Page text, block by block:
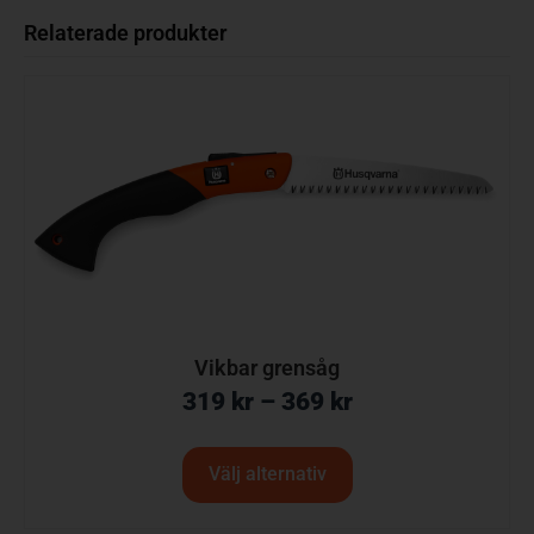
Relaterade produkter
Vikbar grensåg
319 kr – 369 kr
Välj alternativ